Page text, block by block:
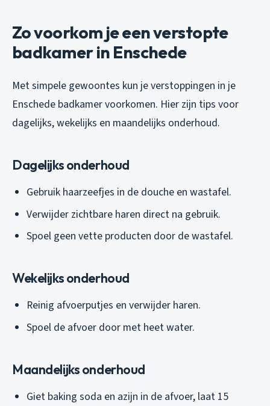
Zo voorkom je een verstopte
badkamer in Enschede
Met simpele gewoontes kun je verstoppingen in je
Enschede badkamer voorkomen. Hier zijn tips voor
dagelijks, wekelijks en maandelijks onderhoud.
Dagelijks onderhoud
Gebruik haarzeefjes in de douche en wastafel.
Verwijder zichtbare haren direct na gebruik.
Spoel geen vette producten door de wastafel.
Wekelijks onderhoud
Reinig afvoerputjes en verwijder haren.
Spoel de afvoer door met heet water.
Maandelijks onderhoud
Giet baking soda en azijn in de afvoer, laat 15